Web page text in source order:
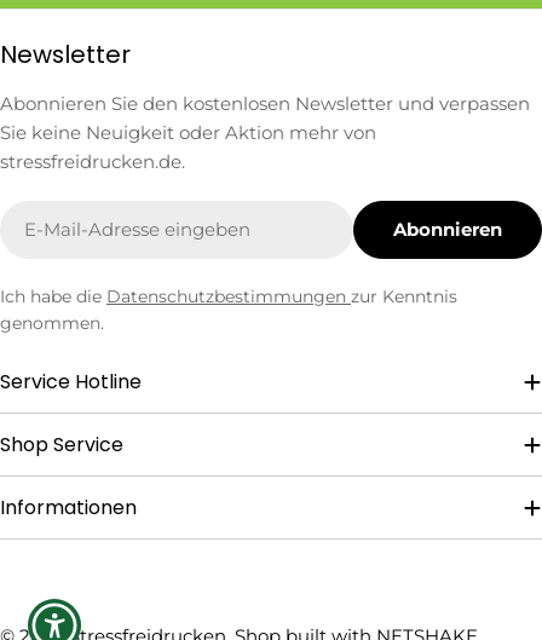
Service Hotline
Shop Service
Informationen
Newsletter
Abonnieren Sie den kostenlosen Newsletter und verpassen
Sie keine Neuigkeit oder Aktion mehr von
stressfreidrucken.de.
Mail
Abonnieren
Ich habe die Datenschutzbestimmungen zur Kenntnis
genommen.
Zahlungsmethoden